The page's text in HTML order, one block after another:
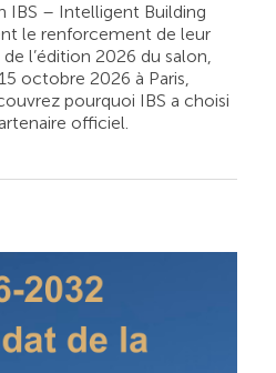
IBS – Intelligent Building
le renforcement de leur
l’édition 2026 du salon,
octobre 2026 à Paris,
pourquoi IBS a choisi
officiel.